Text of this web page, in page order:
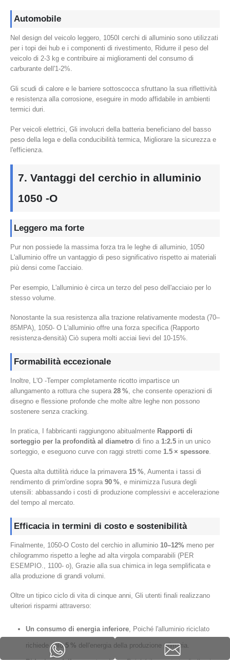
Automobile
Nel design del veicolo leggero, 1050I cerchi di alluminio sono utilizzati
per i topi dei hub e i componenti di rivestimento, Ridurre il peso del
veicolo di 2-3 kg e contribuire ai miglioramenti del consumo di
carburante dell'1-2%.
Gli scudi di calore e le barriere sottoscocca sfruttano la sua riflettività
e resistenza alla corrosione, eseguire in modo affidabile in ambienti
termici duri.
Per veicoli elettrici, Gli involucri della batteria beneficiano del basso
peso della lega e della conducibilità termica, Migliorare la sicurezza e
l'efficienza.
7. Vantaggi del cerchio in alluminio
1050 -O
Leggero ma forte
Pur non possiede la massima forza tra le leghe di alluminio, 1050
L'alluminio offre un vantaggio di peso significativo rispetto ai materiali
più densi come l'acciaio.
Per esempio, L'alluminio è circa un terzo del peso dell'acciaio per lo
stesso volume.
Nonostante la sua resistenza alla trazione relativamente modesta (70–
85MPA), 1050- O L'alluminio offre una forza specifica (Rapporto
resistenza-densità) Ciò supera molti acciai lievi del 10-15%.
Formabilità eccezionale
Inoltre, L'O -Temper completamente ricotto impartisce un
allungamento a rottura che supera 28 % , che consente operazioni di
disegno e flessione profonde che molte altre leghe non possono
sostenere senza cracking.
In pratica, I fabbricanti raggiungono abitualmente Rapporti di
sorteggio per la profondità al diametro di fino a 1:2.5 in un unico
sorteggio, e eseguono curve con raggi stretti come 1.5 × spessore.
Questa alta duttilità riduce la primavera 15 % , Aumenta i tassi di
rendimento di prim'ordine sopra 90 % , e minimizza l'usura degli
utensili: abbassando i costi di produzione complessivi e accelerazione
del tempo al mercato.
Efficacia in termini di costo e sostenibilità
Finalmente, 1050-O Costo del cerchio in alluminio 10–12% meno per
chilogrammo rispetto a leghe ad alta virgola comparabili (PER
ESEMPIO., 1100- o), Grazie alla sua chimica in lega semplificata e
alla produzione di grandi volumi.
Oltre un tipico ciclo di vita di cinque anni, Gli utenti finali realizzano
ulteriori risparmi attraverso:
Un consumo di energia inferiore, Poiché l'alluminio riciclato
richiede solo5 % dell'energia della produzione primaria.